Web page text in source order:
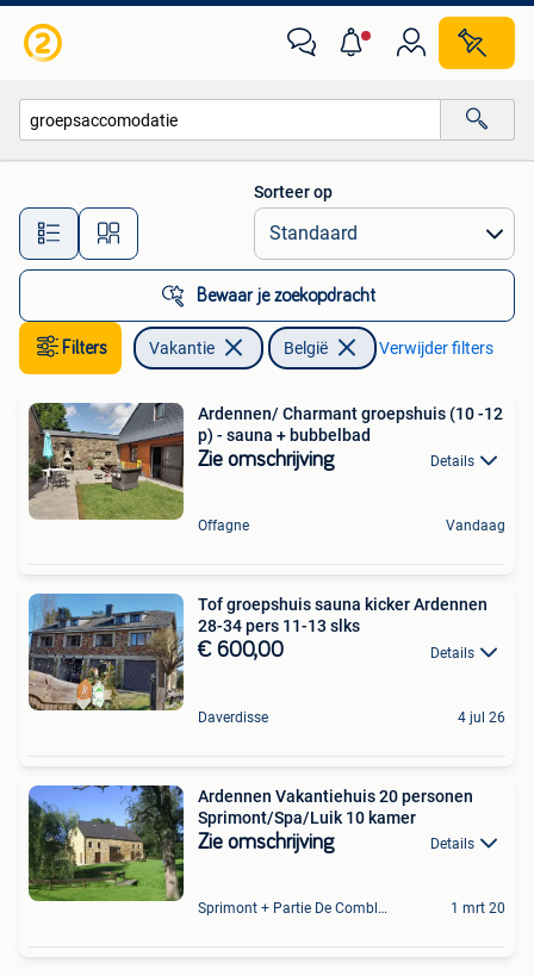
Alle afstanden…
Sorteer op
Bewaar je zoekopdracht
Filters Vakantie België Verwijder filters
Ardennen/ Charmant groepshuis (10 -12
p) - sauna + bubbelbad
Zie omschrijving Details
Offagne Vandaag
Tof groepshuis sauna kicker Ardennen
28-34 pers 11-13 slks
€ 600,00 Details
Daverdisse 4 jul 26
Ardennen Vakantiehuis 20 personen
Sprimont/Spa/Luik 10 kamer
Zie omschrijving Details
Sprimont + Partie De Comblain-Au-Pont 1 mrt 20